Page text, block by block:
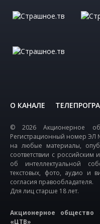
О КАНАЛЕ
© 2026 Акционерное
Регистрационный номер ЭЛ
на любые материалы,
соответствии с
об интеллектуальной
текстовых, фото, аудио и
согласия правообладателя.
Для лиц старше 18 лет.
Акционерное
«ЦТВ»